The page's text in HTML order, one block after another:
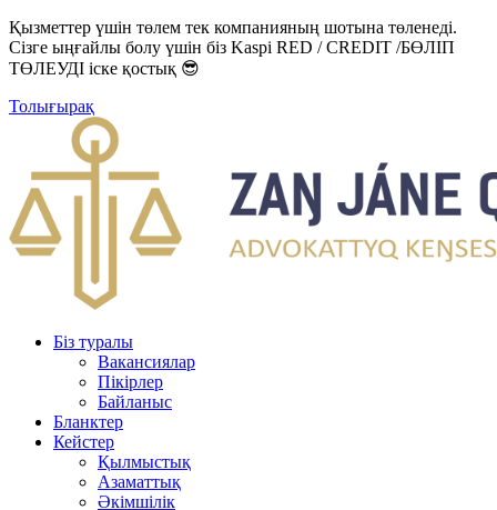
Қызметтер үшін төлем тек компанияның шотына төленеді.
Сізге ыңғайлы болу үшін біз Kaspi RED / CREDIT /БӨЛІП
ТӨЛЕУДІ іске қостық 😎
Толығырақ
Біз туралы
Вакансиялар
Пікірлер
Байланыс
Бланктер
Кейстер
Қылмыстық
Азаматтық
Әкімшілік